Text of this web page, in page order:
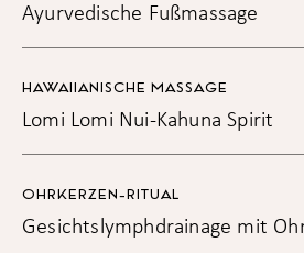
Ayurvedische Fußmassage
HAWAIIANISCHE MASSAGE
Lomi Lomi Nui-Kahuna Spirit
OHRKERZEN-RITUAL
Gesichtslymphdrainage mit